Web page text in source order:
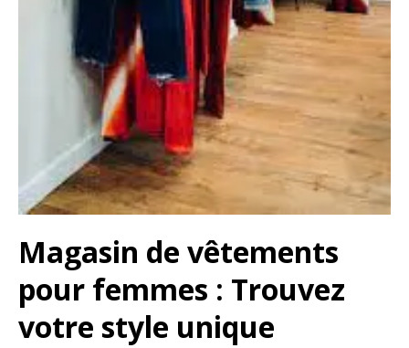
Magasin de vêtements
pour femmes : Trouvez
votre style unique